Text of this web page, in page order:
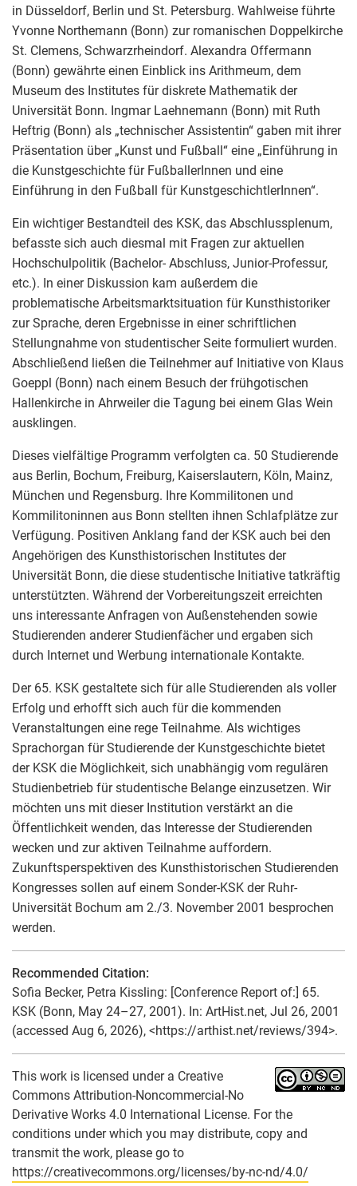
in Düsseldorf, Berlin und St. Petersburg. Wahlweise führte
Yvonne Northemann (Bonn) zur romanischen Doppelkirche
St. Clemens, Schwarzrheindorf. Alexandra Offermann
(Bonn) gewährte einen Einblick ins Arithmeum, dem
Museum des Institutes für diskrete Mathematik der
Universität Bonn. Ingmar Laehnemann (Bonn) mit Ruth
Heftrig (Bonn) als „technischer Assistentin“ gaben mit ihrer
Präsentation über „Kunst und Fußball“ eine „Einführung in
die Kunstgeschichte für FußballerInnen und eine
Einführung in den Fußball für KunstgeschichtlerInnen“.
Ein wichtiger Bestandteil des KSK, das Abschlussplenum,
befasste sich auch diesmal mit Fragen zur aktuellen
Hochschulpolitik (Bachelor- Abschluss, Junior-Professur,
etc.). In einer Diskussion kam außerdem die
problematische Arbeitsmarktsituation für Kunsthistoriker
zur Sprache, deren Ergebnisse in einer schriftlichen
Stellungnahme von studentischer Seite formuliert wurden.
Abschließend ließen die Teilnehmer auf Initiative von Klaus
Goeppl (Bonn) nach einem Besuch der frühgotischen
Hallenkirche in Ahrweiler die Tagung bei einem Glas Wein
ausklingen.
Dieses vielfältige Programm verfolgten ca. 50 Studierende
aus Berlin, Bochum, Freiburg, Kaiserslautern, Köln, Mainz,
München und Regensburg. Ihre Kommilitonen und
Kommilitoninnen aus Bonn stellten ihnen Schlafplätze zur
Verfügung. Positiven Anklang fand der KSK auch bei den
Angehörigen des Kunsthistorischen Institutes der
Universität Bonn, die diese studentische Initiative tatkräftig
unterstützten. Während der Vorbereitungszeit erreichten
uns interessante Anfragen von Außenstehenden sowie
Studierenden anderer Studienfächer und ergaben sich
durch Internet und Werbung internationale Kontakte.
Der 65. KSK gestaltete sich für alle Studierenden als voller
Erfolg und erhofft sich auch für die kommenden
Veranstaltungen eine rege Teilnahme. Als wichtiges
Sprachorgan für Studierende der Kunstgeschichte bietet
der KSK die Möglichkeit, sich unabhängig vom regulären
Studienbetrieb für studentische Belange einzusetzen. Wir
möchten uns mit dieser Institution verstärkt an die
Öffentlichkeit wenden, das Interesse der Studierenden
wecken und zur aktiven Teilnahme auffordern.
Zukunftsperspektiven des Kunsthistorischen Studierenden
Kongresses sollen auf einem Sonder-KSK der Ruhr-
Universität Bochum am 2./3. November 2001 besprochen
werden.
Recommended Citation:
Sofia Becker, Petra Kissling: [Conference Report of:] 65.
KSK (Bonn, May 24–27, 2001). In: ArtHist.net, Jul 26, 2001
(accessed Aug 6, 2026), <https://arthist.net/reviews/394>.
This work is licensed under a Creative
Commons Attribution-Noncommercial-No
Derivative Works 4.0 International License. For the
conditions under which you may distribute, copy and
transmit the work, please go to
https://creativecommons.org/licenses/by-nc-nd/4.0/